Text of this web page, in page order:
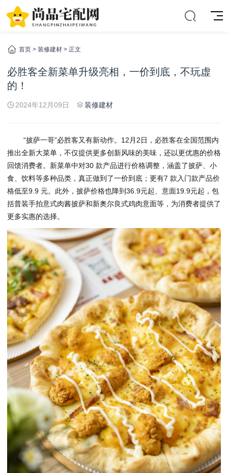
首页 > 装修建材 > 正文
必胜客全新菜单升级亮相，一价到底，不玩虚
的！
2024年12月09日 装修建材
“披萨一哥”必胜客又有新动作。12月2日，必胜客在全国范围内
推出全新大菜单，不仅提供更多创新风味的美味，还以更优惠的价格
回馈消费者。新菜单中对30 款产品进行价格调整，涵盖了披萨、小
食、饮料等多种品类，真正做到了一价到底；更有7 款入门款产品价
格低至9.9 元。此外，披萨价格也降到36.9元起、意面19.9元起，包
括普装手拍意式肉酱披萨和新奥尔良式鸡肉意面等，为消费者提供了
更多实惠的选择。